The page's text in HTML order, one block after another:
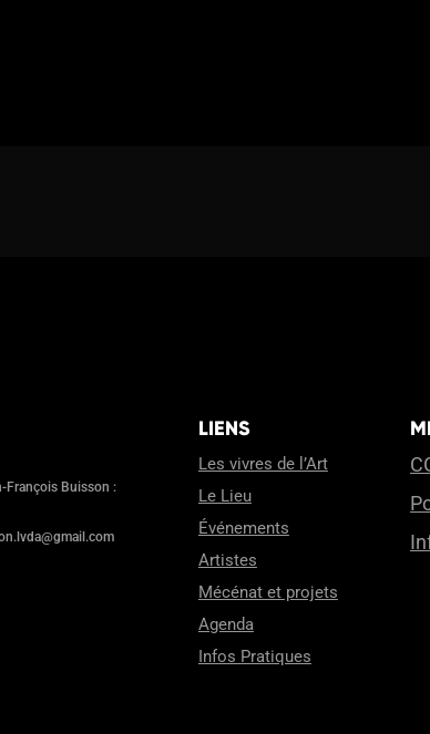
François Buisson :
LIENS
Les vivres de l’Art
Le Lieu
Événements
Artistes
Mécénat et projets
Agenda
Infos Pratiques